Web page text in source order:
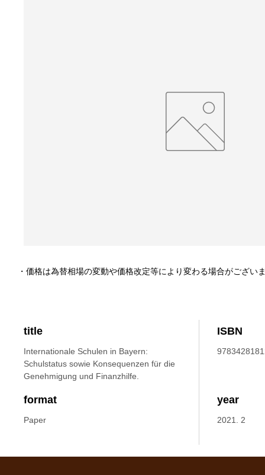
title
Internationale Schulen in Bayern:
Schulstatus sowie Konsequenzen für die
Genehmigung und Finanzhilfe.
ISBN
format
Paper
year
2021. 2
・価格は為替相場の変動や価格改定等により変わる場合がござい